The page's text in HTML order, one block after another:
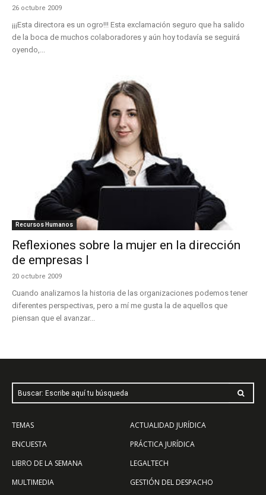
26 octubre 2009
¡¡¡Esta directora es un ogro!!! Esta exclamación seguro que ha salido
de la boca de muchos colaboradores y aún hoy todavía se seguirá
oyendo,...
Recursos Humanos
Reflexiones sobre la mujer en la dirección
de empresas I
20 octubre 2009
Cuando analizamos la historia de las organizaciones podemos tener
diferentes perspectivas, pero a mí me gusta la de aquellos que
piensan que el avanzar...
Buscar: Escribe aquí tu búsqueda
TEMAS
ENCUESTA
LIBRO DE LA SEMANA
MULTIMEDIA
ACTUALIDAD JURÍDICA
PRÁCTICA JURÍDICA
LEGALTECH
GESTIÓN DEL DESPACHO